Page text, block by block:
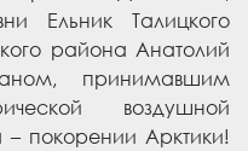
Ельник Талицкого
района Анатолий
принимавшим
воздушной
– покорении Арктики!